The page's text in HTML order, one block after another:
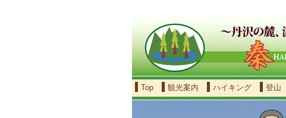
Top 観光案内 ハイキング 登山